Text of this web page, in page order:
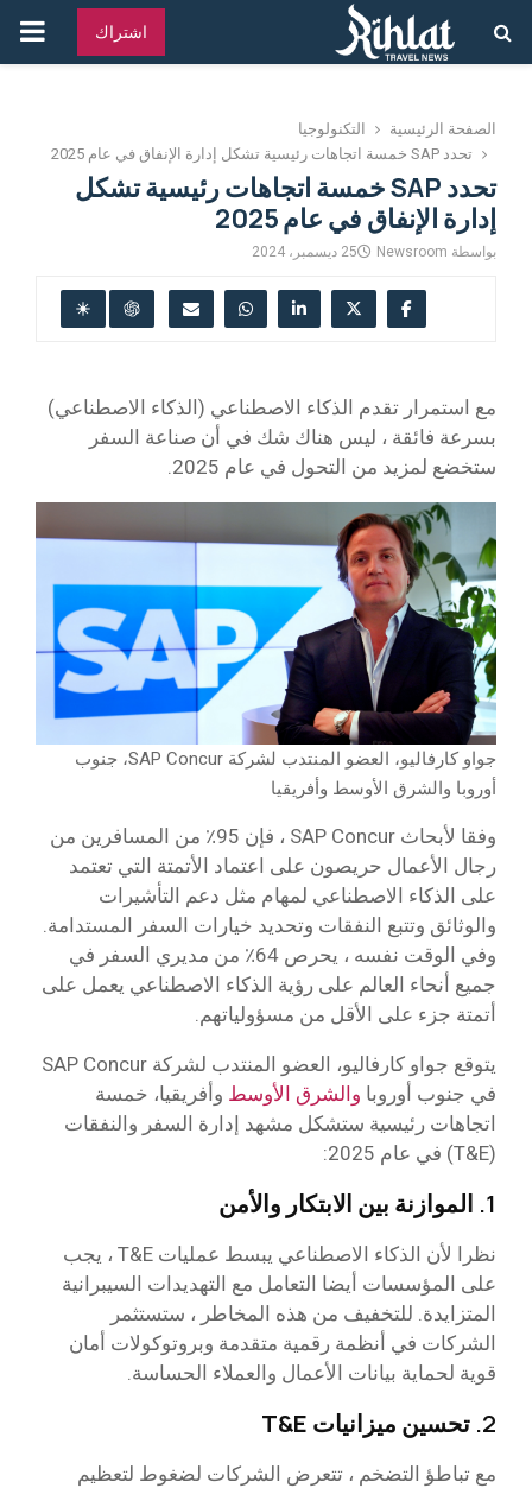
اشتراك
الصفحة الرئيسية
التكنولوجيا
تحدد SAP خمسة اتجاهات رئيسية تشكل إدارة الإنفاق في عام 2025
تحدد SAP خمسة اتجاهات رئيسية تشكل
إدارة الإنفاق في عام 2025
بواسطة Newsroom 25 ديسمبر، 2024
مع استمرار تقدم الذكاء الاصطناعي (الذكاء الاصطناعي)
بسرعة فائقة ، ليس هناك شك في أن صناعة السفر
ستخضع لمزيد من التحول في عام 2025.
جواو كارفاليو، العضو المنتدب لشركة SAP Concur، جنوب
أوروبا والشرق الأوسط وأفريقيا
وفقا لأبحاث SAP Concur ، فإن 95٪ من المسافرين من
رجال الأعمال حريصون على اعتماد الأتمتة التي تعتمد
على الذكاء الاصطناعي لمهام مثل دعم التأشيرات
والوثائق وتتبع النفقات وتحديد خيارات السفر المستدامة.
وفي الوقت نفسه ، يحرص 64٪ من مديري السفر في
جميع أنحاء العالم على رؤية الذكاء الاصطناعي يعمل على
أتمتة جزء على الأقل من مسؤولياتهم.
يتوقع جواو كارفاليو، العضو المنتدب لشركة SAP Concur
في جنوب أوروبا والشرق الأوسط وأفريقيا، خمسة
اتجاهات رئيسية ستشكل مشهد إدارة السفر والنفقات
(T&E) في عام 2025:
1. الموازنة بين الابتكار والأمن
نظرا لأن الذكاء الاصطناعي يبسط عمليات T&E ، يجب
على المؤسسات أيضا التعامل مع التهديدات السيبرانية
المتزايدة. للتخفيف من هذه المخاطر ، ستستثمر
الشركات في أنظمة رقمية متقدمة وبروتوكولات أمان
قوية لحماية بيانات الأعمال والعملاء الحساسة.
2. تحسين ميزانيات T&E
مع تباطؤ التضخم ، تتعرض الشركات لضغوط لتعظيم